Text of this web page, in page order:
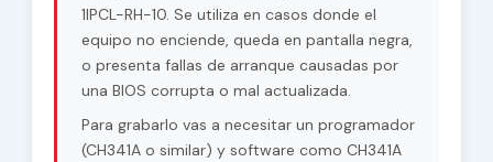
1IPCL-RH-10. Se utiliza en casos donde el
equipo no enciende, queda en pantalla negra,
o presenta fallas de arranque causadas por
una BIOS corrupta o mal actualizada.
Para grabarlo vas a necesitar un programador
(CH341A o similar) y software como CH341A